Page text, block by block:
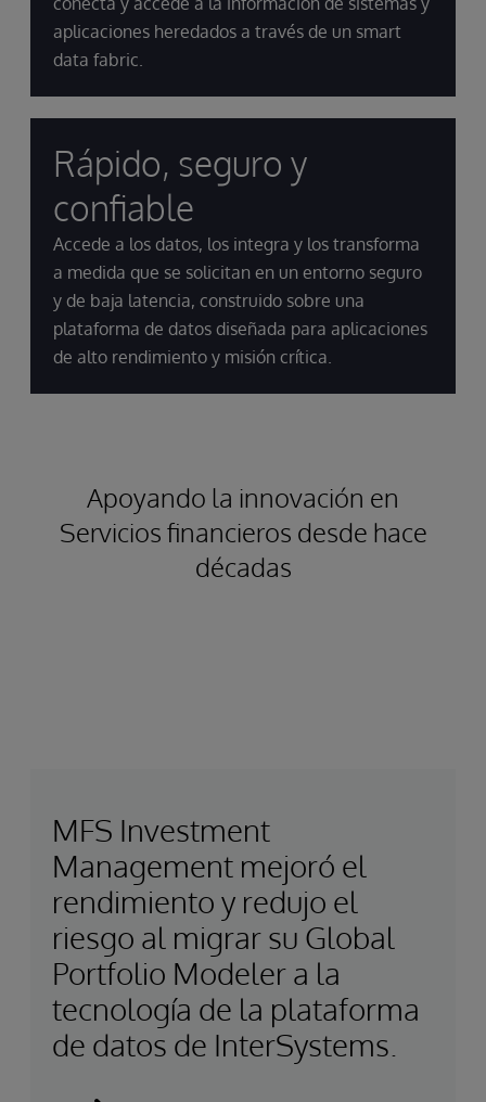
aplicaciones heredados a través de un smart
data fabric.
Rápido, seguro y
confiable
Accede a los datos, los integra y los transforma
a medida que se solicitan en un entorno seguro
y de baja latencia, construido sobre una
plataforma de datos diseñada para aplicaciones
de alto rendimiento y misión crítica.
Apoyando la innovación en
Servicios financieros desde hace
décadas
MFS Investment
Management mejoró el
rendimiento y redujo el
riesgo al migrar su Global
Portfolio Modeler a la
tecnología de la plataforma
de datos de InterSystems.